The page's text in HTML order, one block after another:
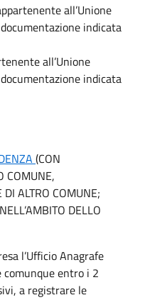
all’Unione
indicata
all’Unione
indicata
(CON
COMUNE,
DI ALTRO COMUNE;
DELLO
l’Ufficio Anagrafe
comunque entro i 2
a registrare le